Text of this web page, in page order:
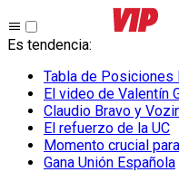
Es tendencia:
Tabla de Posiciones
El video de Valentín
Claudio Bravo y
El refuerzo de la UC
Momento crucial
Gana Unión Española